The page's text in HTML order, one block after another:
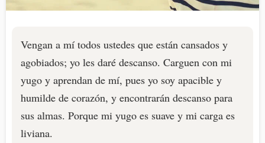
Vengan a mí todos ustedes que están cansados y
agobiados; yo les daré descanso. Carguen con mi
yugo y aprendan de mí, pues yo soy apacible y
humilde de corazón, y encontrarán descanso para
sus almas. Porque mi yugo es suave y mi carga es
liviana.